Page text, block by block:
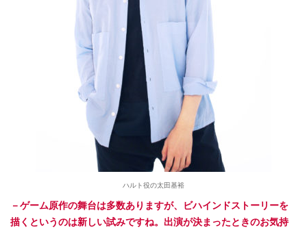
ハルト役の太田基裕
－ゲーム原作の舞台は多数ありますが、ビハインドストーリーを
描くというのは新しい試みですね。出演が決まったときのお気持